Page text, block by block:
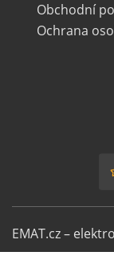
Obchodní
Ochrana
EMAT.cz –